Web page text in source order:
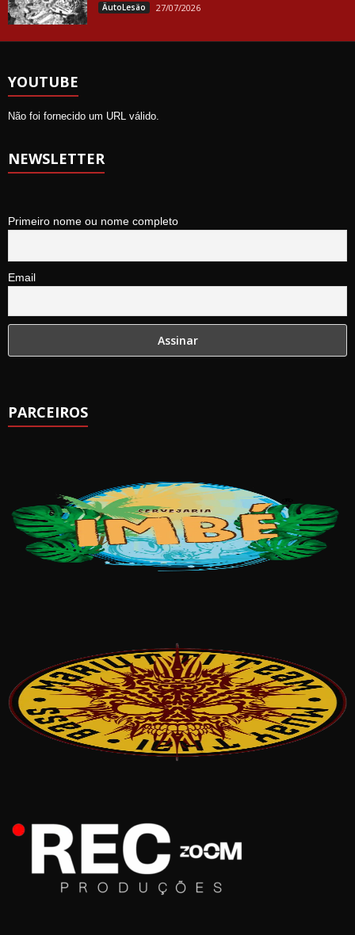
ÄutoLesäo 27/07/2026
YOUTUBE
Não foi fornecido um URL válido.
NEWSLETTER
Primeiro nome ou nome completo
Email
PARCEIROS